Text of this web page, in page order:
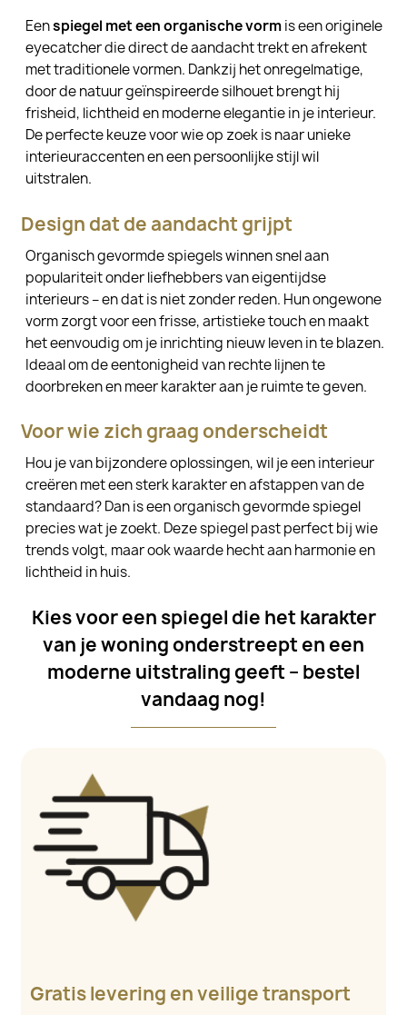
Eenspiegel met een organische vormis een originele
eyecatcher die direct de aandacht trekt en afrekent
met traditionele vormen. Dankzij het onregelmatige,
door de natuur geïnspireerde silhouet brengt hij
frisheid, lichtheid en moderne elegantie in je interieur.
De perfecte keuze voor wie op zoek is naar unieke
interieuraccenten en een persoonlijke stijl wil
uitstralen.
Design dat de aandacht grijpt
Organisch gevormde spiegels winnen snel aan
populariteit onder liefhebbers van eigentijdse
interieurs – en dat is niet zonder reden. Hun ongewone
vorm zorgt voor een frisse, artistieke touch en maakt
het eenvoudig om je inrichting nieuw leven in te blazen.
Ideaal om de eentonigheid van rechte lijnen te
doorbreken en meer karakter aan je ruimte te geven.
Voor wie zich graag onderscheidt
Hou je van bijzondere oplossingen, wil je een interieur
creëren met een sterk karakter en afstappen van de
standaard? Dan is een organisch gevormde spiegel
precies wat je zoekt. Deze spiegel past perfect bij wie
trends volgt, maar ook waarde hecht aan harmonie en
lichtheid in huis.
Kies voor een spiegel die het karakter
van je woning onderstreept en een
moderne uitstraling geeft – bestel
vandaag nog!
Gratis levering en veilige transport